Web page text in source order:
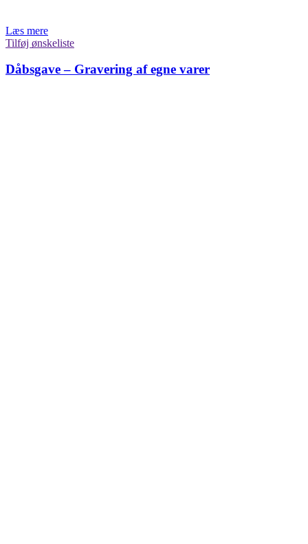
Læs mere
Tilføj ønskeliste
Dåbsgave – Gravering af egne varer